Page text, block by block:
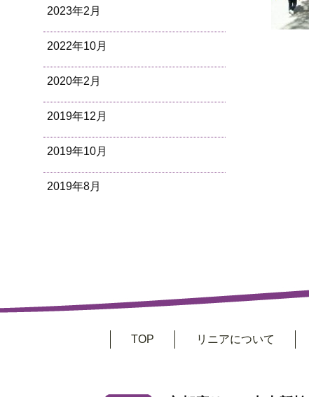
2023年2月
2022年10月
2020年2月
2019年12月
2019年10月
2019年8月
TOP リニアについて